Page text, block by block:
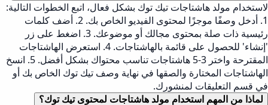
لاستخدام مولد هاشتاجات تيك توك بشكل فعال، اتبع الخطوات التالية:
1. أدخل وصفًا موجزًا لمحتوى الفيديو الخاص بك. 2. أضف كلمات
رئيسية ذات صلة بمحتوى مجالك أو موضوعك. 3. اضغط على زر
'إنشاء' للحصول على قائمة بالهاشتاجات. 4. استعرض الهاشتاجات
المقترحة واختر 3-5 هاشتاجات تناسب محتواك بشكل أفضل. 5. انسخ
الهاشتاجات المختارة والصقها في نهاية وصف تيك توك الخاص بك أو
في قسم التعليقات لمنشورك.
لماذا من المهم استخدام مولد هاشتاجات لمحتوى تيك توك؟